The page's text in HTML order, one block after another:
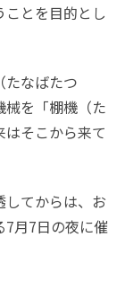
とを目的とし
たなばたつ
を「棚機（た
そこから来て
てからは、お
7月7日の夜に催